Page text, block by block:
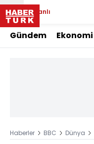
Canlı
Gündem Ekonomi
Haberler BBC Dünya